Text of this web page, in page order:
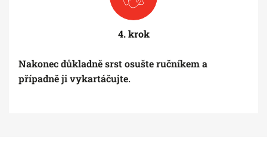
4. krok
Nakonec důkladně srst osušte ručníkem a
případně ji vykartáčujte.